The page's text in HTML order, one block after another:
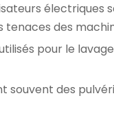
des
pour le
souvent des